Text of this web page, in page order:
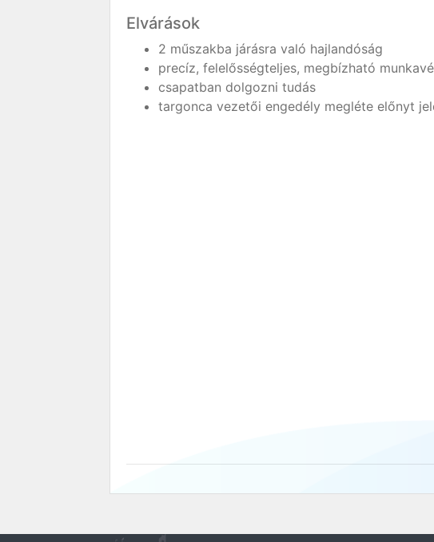
Elvárások
2 műszakba járásra való hajlandóság
precíz, felelősségteljes, megbízható
csapatban dolgozni tudás
targonca vezetői engedély megléte előnyt